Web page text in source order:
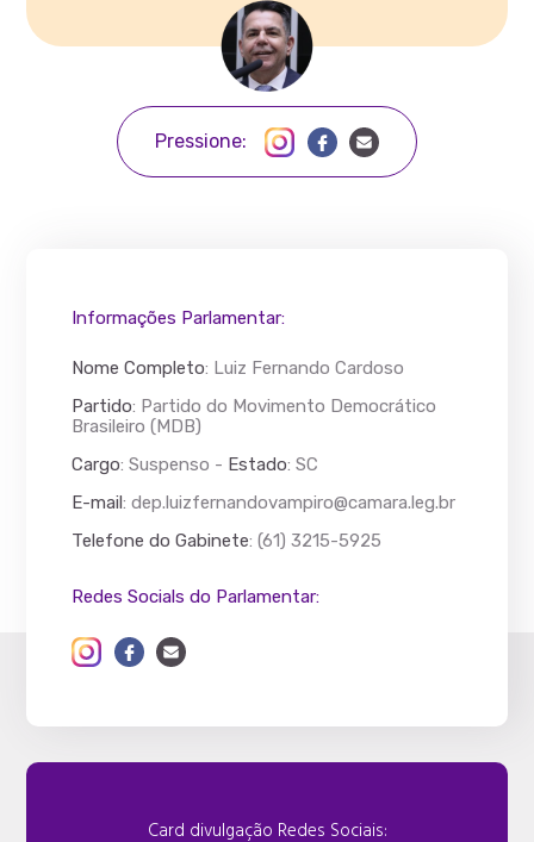
Pressione:
Informações Parlamentar:
Nome Completo: Luiz Fernando Cardoso
Partido: Partido do Movimento Democrático
Brasileiro (MDB)
Cargo: Suspenso - Estado: SC
E-mail:dep.luizfernandovampiro@camara.leg.br
Telefone do Gabinete: (61) 3215-5925
Redes Socials do Parlamentar:
Card divulgação Redes Sociais: